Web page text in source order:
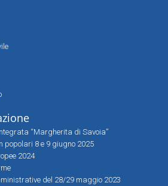
“Margherita di Savoia”
popolari 8 e 9 giugno 2025
2024
del 28/29 maggio 2023